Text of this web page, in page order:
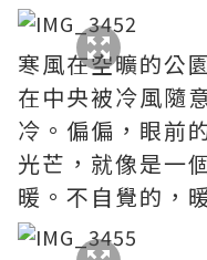
寒風在空曠的公
在中央被冷風隨
冷。偏偏，眼前
光芒，就像是一
暖。不自覺的，